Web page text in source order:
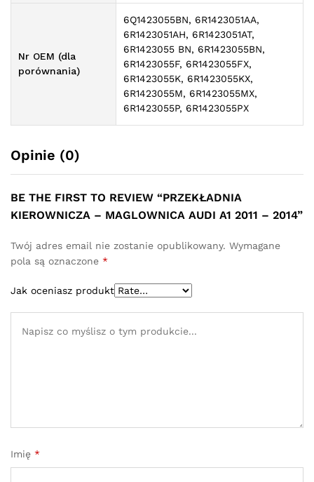
Nr OEM (dla
porównania)
6Q1423055BN, 6R1423051AA,
6R1423051AH, 6R1423051AT,
6R1423055 BN, 6R1423055BN,
6R1423055F, 6R1423055FX,
6R1423055K, 6R1423055KX,
6R1423055M, 6R1423055MX,
6R1423055P, 6R1423055PX
Opinie (0)
BE THE FIRST TO REVIEW “PRZEKŁADNIA
KIEROWNICZA – MAGLOWNICA AUDI A1 2011 – 2014”
Twój adres email nie zostanie opublikowany. Wymagane
pola są oznaczone *
Jak oceniasz produkt
Imię *